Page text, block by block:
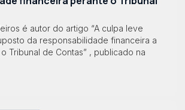
é autor do artigo “A culpa leve
da responsabilidade financeira a
Tribunal de Contas” , publicado na